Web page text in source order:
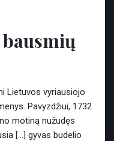
Lietuvos vyriausiojo
Pavyzdžiui, 1732
motiną nužudęs
[…] gyvas budelio